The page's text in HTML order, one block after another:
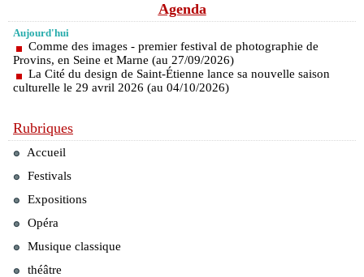
Agenda
Aujourd'hui
Comme des images - premier festival de photographie de
Provins, en Seine et Marne (au 27/09/2026)
La Cité du design de Saint-Étienne lance sa nouvelle saison
culturelle le 29 avril 2026 (au 04/10/2026)
Rubriques
Accueil
Festivals
Expositions
Opéra
Musique classique
théâtre